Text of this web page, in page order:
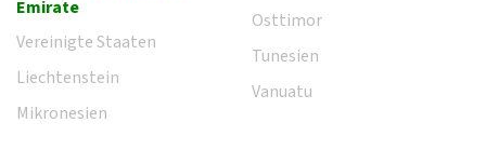
Emirate
Vereinigte Staaten
Liechtenstein
Mikronesien
Osttimor
Tunesien
Vanuatu